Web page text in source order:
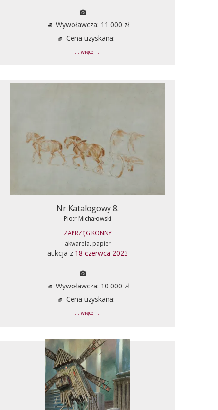
Wywoławcza: 11 000 zł
Cena uzyskana: -
... więcej ...
Nr Katalogowy 8.
Piotr Michałowski
ZAPRZĘG KONNY
akwarela, papier
aukcja z 18 czerwca 2023
Wywoławcza: 10 000 zł
Cena uzyskana: -
... więcej ...